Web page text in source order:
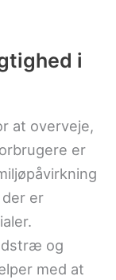
i
at overveje,
er
er
og
med at